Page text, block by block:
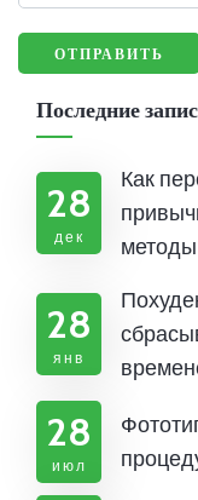
Последние
28
дек
Как
методы
28
янв
28
июл